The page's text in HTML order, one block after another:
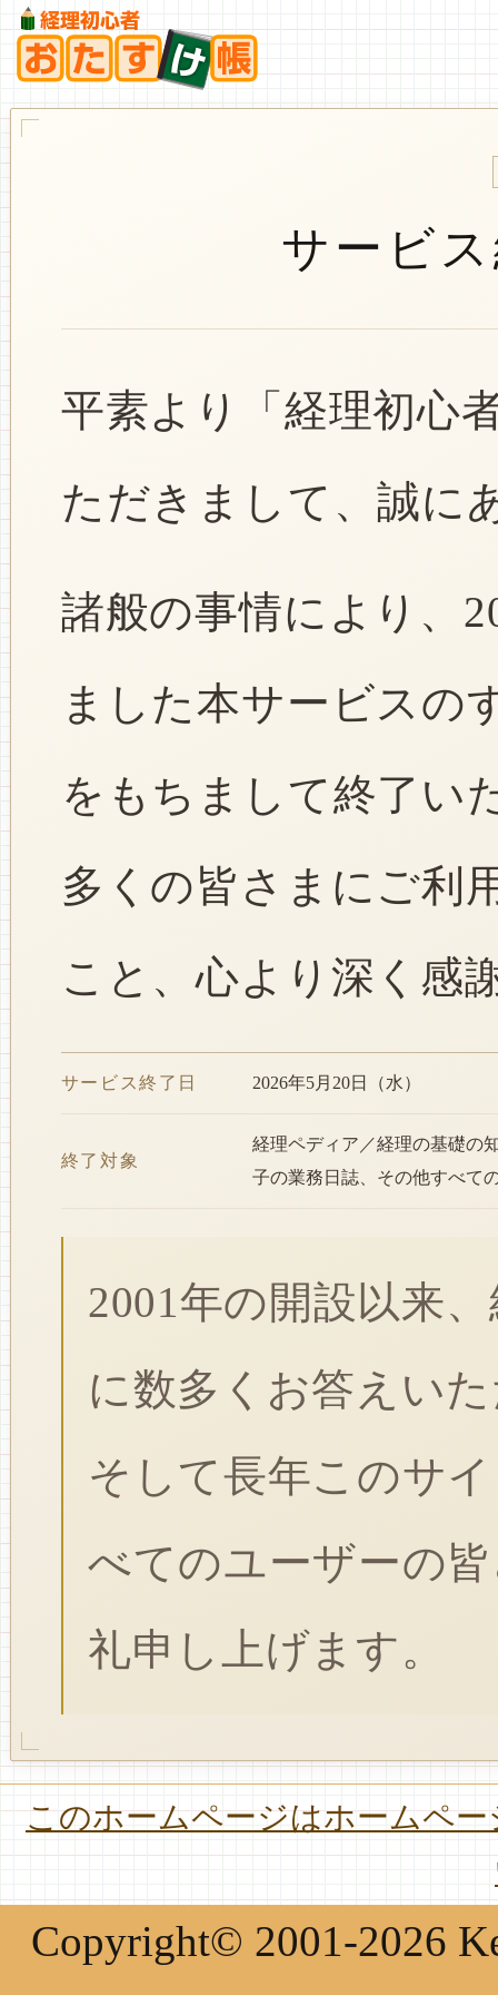
サービ
平素より「経理初心
ただきまして、誠に
諸般の事情により、
ました本サービスの
をもちまして終了い
多くの皆さまにご利
こと、心より深く感
サービス終了日 2026年5月20日（水）
終了対象
経理ペディア／経理の基礎の
子の業務日誌、その他すべて
2001年の開設以来
に数多くお答えい
そして長年このサ
べてのユーザーの
礼申し上げます。
このホームページはホームペ
Copyright© 2001-2026